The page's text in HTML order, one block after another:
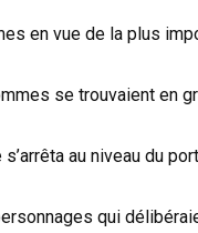
en vue de la plus
se trouvaient en
au niveau du
qui